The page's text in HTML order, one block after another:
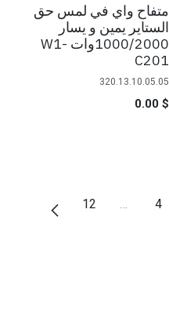
متفاح واي في لمس حق
الستاير يمين و يسار
1000/2000وات W1-
C201
320.13.10.05.05
$
0.00
4
12